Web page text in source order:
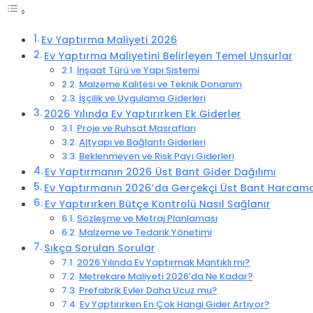
Ev Yaptırma Maliyeti 2026
Ev Yaptırma Maliyetini Belirleyen Temel Unsurlar
İnşaat Türü ve Yapı Sistemi
Malzeme Kalitesi ve Teknik Donanım
İşçilik ve Uygulama Giderleri
2026 Yılında Ev Yaptırırken Ek Giderler
Proje ve Ruhsat Masrafları
Altyapı ve Bağlantı Giderleri
Beklenmeyen ve Risk Payı Giderleri
Ev Yaptırmanın 2026 Üst Bant Gider Dağılımı
Ev Yaptırmanın 2026’da Gerçekçi Üst Bant
Ev Yaptırırken Bütçe Kontrolü Nasıl Sağlanır
Sözleşme ve Metraj Planlaması
Malzeme ve Tedarik Yönetimi
Sıkça Sorulan Sorular
2026 Yılında Ev Yaptırmak Mantıklı mı?
Metrekare Maliyeti 2026’da Ne Kadar?
Prefabrik Evler Daha Ucuz mu?
Ev Yaptırırken En Çok Hangi Gider Artıyor?